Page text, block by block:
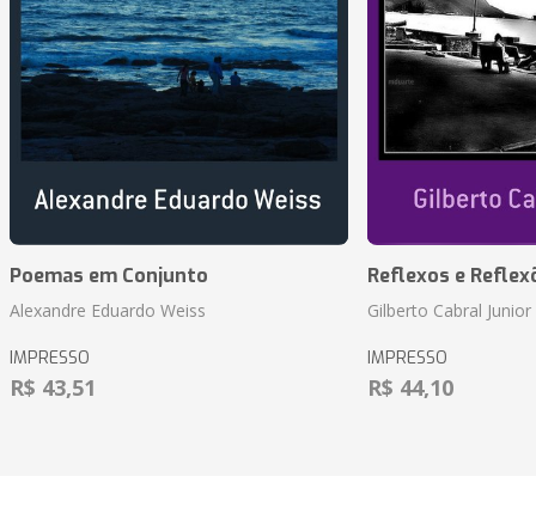
Poemas em Conjunto
Alexandre Eduardo Weiss
IMPRESSO
R$ 43,51
Reflexos e
Gilberto Cabral Junior
IMPRESSO
R$ 44,10